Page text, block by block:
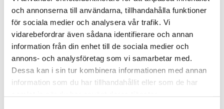
och annonserna till användarna, tillhandahålla funktioner
för sociala medier och analysera vår trafik. Vi
vidarebefordrar även sådana identifierare och annan
information från din enhet till de sociala medier och
annons- och analysföretag som vi samarbetar med.
Dessa kan i sin tur kombinera informationen med annan
information som du har tillhandahållit eller som de har